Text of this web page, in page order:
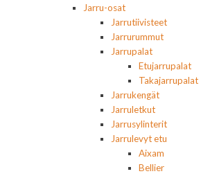
Jarru-osat
Jarrutiivisteet
Jarrurummut
Jarrupalat
Etujarrupalat
Takajarrupalat
Jarrukengät
Jarruletkut
Jarrusylinterit
Jarrulevyt etu
Aixam
Bellier